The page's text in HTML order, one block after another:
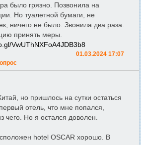
было грязно. Позвонила на
Но туалетной бумаги, не
ничего не было. Звонила два раза.
принять меры.
VwUThNXFoA4JDB3b8
01.03.2024 17:07
но пришлось на сутки остаться
отель, что мне попался,
чего. Но я остался доволен.
hotel OSCAR хорошо. В